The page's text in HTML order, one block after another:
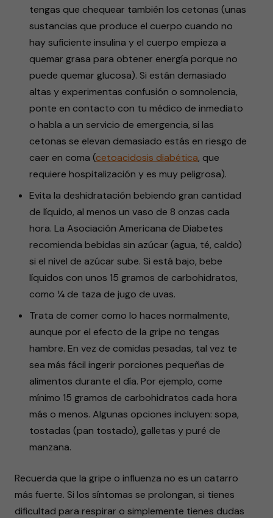
tengas que chequear también los cetonas (unas
sustancias que produce el cuerpo cuando no
hay suficiente insulina y el cuerpo empieza a
quemar grasa para obtener energía porque no
puede quemar glucosa). Si están demasiado
altas y experimentas confusión o somnolencia,
ponte en contacto con tu médico de inmediato
o habla a un servicio de emergencia, si las
cetonas se elevan demasiado estás en riesgo de
caer en coma (cetoacidosis diabética, que
requiere hospitalización y es muy peligrosa).
Evita la deshidratación bebiendo gran cantidad
de líquido, al menos un vaso de 8 onzas cada
hora. La Asociación Americana de Diabetes
recomienda bebidas sin azúcar (agua, té, caldo)
si el nivel de azúcar sube. Si está bajo, bebe
líquidos con unos 15 gramos de carbohidratos,
como ¼ de taza de jugo de uvas.
Trata de comer como lo haces normalmente,
aunque por el efecto de la gripe no tengas
hambre. En vez de comidas pesadas, tal vez te
sea más fácil ingerir porciones pequeñas de
alimentos durante el día. Por ejemplo, come
mínimo 15 gramos de carbohidratos cada hora
más o menos. Algunas opciones incluyen: sopa,
tostadas (pan tostado), galletas y puré de
manzana.
Recuerda que la gripe o influenza no es un catarro
más fuerte. Si los síntomas se prolongan, si tienes
dificultad para respirar o simplemente tienes dudas